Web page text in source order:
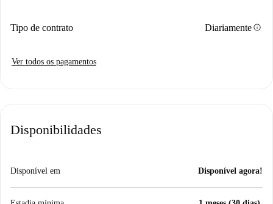
Tipo de contrato Diariamenteinfo
Ver todos os pagamentos
Disponibilidades
Disponível em Disponível agora!